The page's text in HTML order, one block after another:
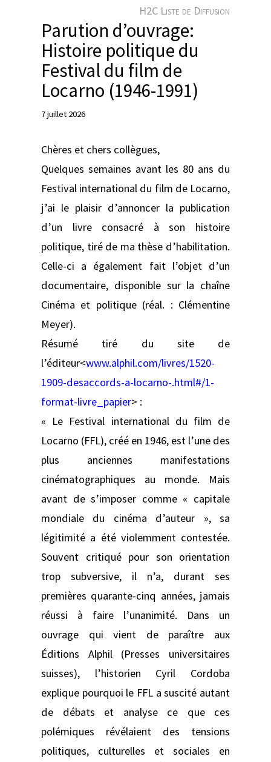
H2C Liste de Diffusion
Parution d’ouvrage:
Histoire politique du
Festival du film de
Locarno (1946-1991)
7 juillet 2026
Chères et chers collègues,
Quelques semaines avant les 80 ans du
Festival international du film de Locarno,
j’ai le plaisir d’annoncer la publication
d’un livre consacré à son histoire
politique, tiré de ma thèse d’habilitation.
Celle-ci a également fait l’objet d’un
documentaire, disponible sur la chaîne
Cinéma et politique(réal. : Clémentine
Meyer).
Résumé tiré du site de
l’éditeur<www.alphil.com/livres/1520-
1909-desaccords-a-locarno-.html#/1-
format-livre_papier> :
« Le Festival international du film de
Locarno (FFL), créé en 1946, est l’une des
plus anciennes manifestations
cinématographiques au monde. Mais
avant de s’imposer comme « capitale
mondiale du cinéma d’auteur », sa
légitimité a été violemment contestée.
Souvent critiqué pour son orientation
trop subversive, il n’a, durant ses
premières quarante-cinq années, jamais
réussi à faire l’unanimité. Dans un
ouvrage qui vient de paraître aux
Éditions Alphil (Presses universitaires
suisses), l’historien Cyril Cordoba
explique pourquoi le FFL a suscité autant
de débats et analyse ce que ces
polémiques révélaient des tensions
politiques, culturelles et sociales en